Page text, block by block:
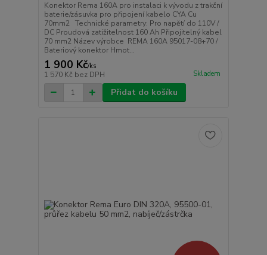
Konektor Rema 160A pro instalaci k vývodu z trakční
baterie/zásuvka pro připojení kabelo CYA Cu
70mm2 Technické parametry: Pro napětí do 110V /
DC Proudová zatižitelnost 160 Ah Připojitelný kabel
70 mm2 Název výrobce REMA 160A 95017-08+70 /
Bateriový konektor Hmot...
1 900 Kč/ks
1 570 Kč bez DPH Skladem
Přidat do košíku